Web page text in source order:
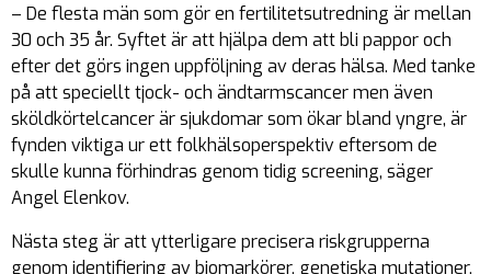
– De flesta män som gör en fertilitetsutredning är mellan
30 och 35 år. Syftet är att hjälpa dem att bli pappor och
efter det görs ingen uppföljning av deras hälsa. Med tanke
på att speciellt tjock- och ändtarmscancer men även
sköldkörtelcancer är sjukdomar som ökar bland yngre, är
fynden viktiga ur ett folkhälsoperspektiv eftersom de
skulle kunna förhindras genom tidig screening, säger
Angel Elenkov.
Nästa steg är att ytterligare precisera riskgrupperna
genom identifiering av biomarkörer, genetiska mutationer,